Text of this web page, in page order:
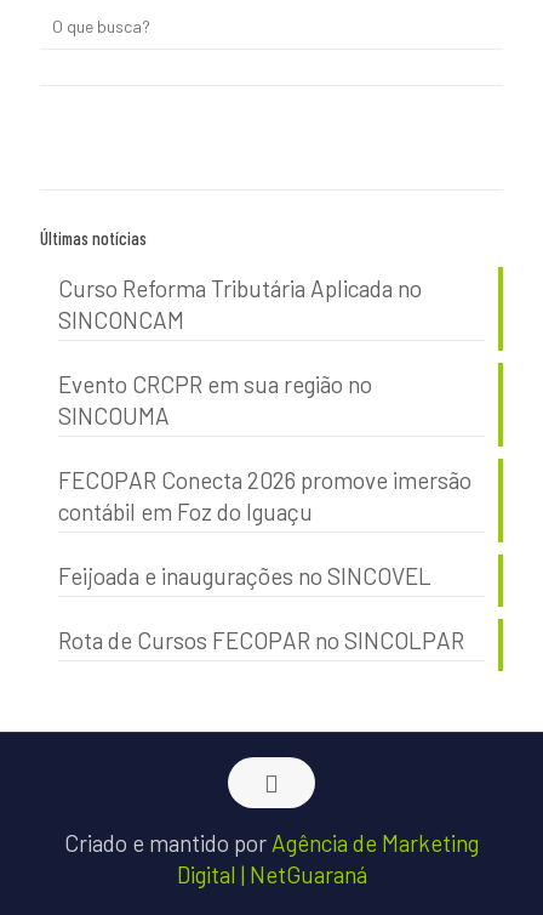
Últimas notícias
Curso Reforma Tributária Aplicada no
SINCONCAM
Evento CRCPR em sua região no
SINCOUMA
FECOPAR Conecta 2026 promove imersão
contábil em Foz do Iguaçu
Feijoada e inaugurações no SINCOVEL
Rota de Cursos FECOPAR no SINCOLPAR
Criado e mantido por Agência de Marketing
Digital | NetGuaraná